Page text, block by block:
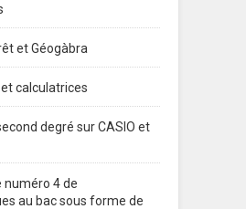
et Géogàbra
et calculatrices
degré sur CASIO et
numéro 4 de
au bac sous forme de